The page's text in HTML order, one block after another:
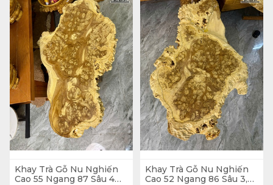
Khay Trà Gỗ Nu Nghiến
Cao 55 Ngang 87 Sâu 4
Khay Trà Gỗ Nu Nghiến
Cao 52 Ngang 86 Sâu 3,5